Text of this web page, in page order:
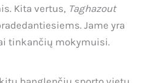
Kita vertus, Taghazout
Jame yra
tinkančių mokymuisi.